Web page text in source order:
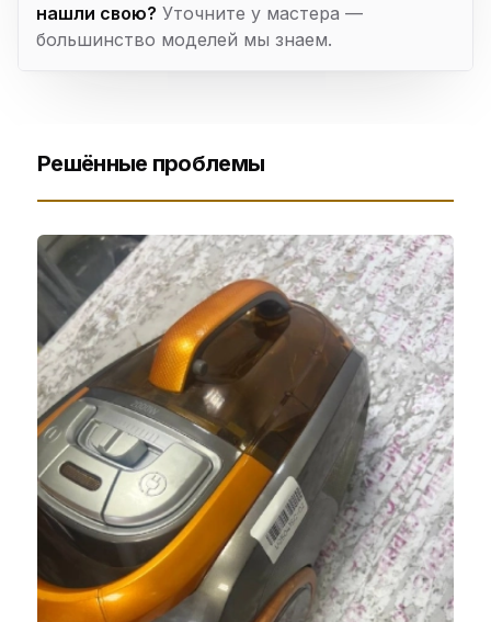
нашли свою? Уточните у мастера —
большинство моделей мы знаем.
Решённые проблемы